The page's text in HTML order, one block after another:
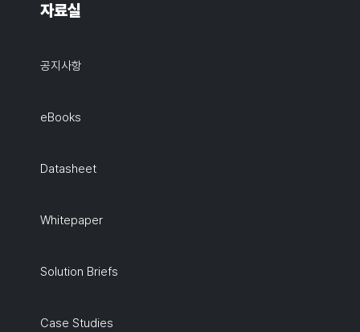
자료실
공지사항
eBooks
Datasheet
Whitepaper
Solution Briefs
Case Studies